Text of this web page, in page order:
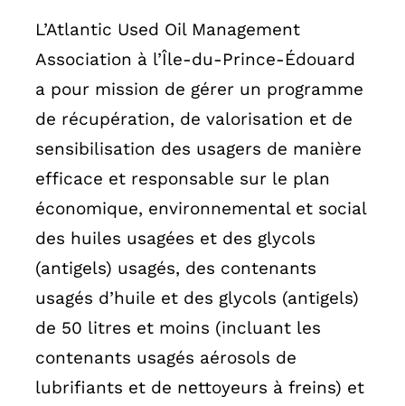
L’Atlantic Used Oil Management
Association à l’Île-du-Prince-Édouard
a pour mission de gérer un programme
de récupération, de valorisation et de
sensibilisation des usagers de manière
efficace et responsable sur le plan
économique, environnemental et social
des huiles usagées et des glycols
(antigels) usagés, des contenants
usagés d’huile et des glycols (antigels)
de 50 litres et moins (incluant les
contenants usagés aérosols de
lubrifiants et de nettoyeurs à freins) et